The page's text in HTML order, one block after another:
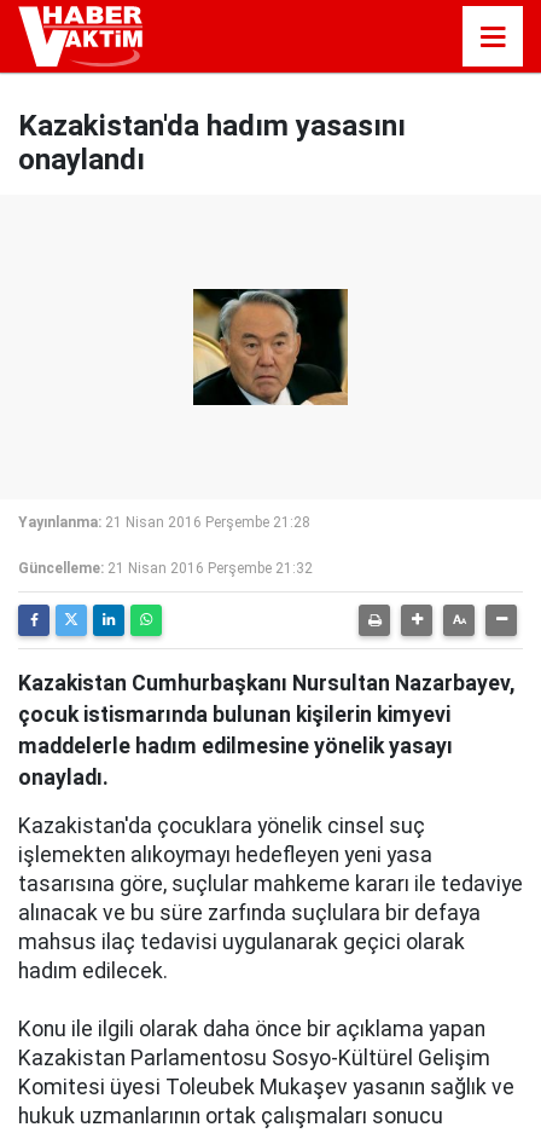
Kazakistan'da hadım yasasını
onaylandı
Yayınlanma: 21 Nisan 2016 Perşembe 21:28
Güncelleme: 21 Nisan 2016 Perşembe 21:32
Kazakistan Cumhurbaşkanı Nursultan Nazarbayev,
çocuk istismarında bulunan kişilerin kimyevi
maddelerle hadım edilmesine yönelik yasayı
onayladı.
Kazakistan'da çocuklara yönelik cinsel suç
işlemekten alıkoymayı hedefleyen yeni yasa
tasarısına göre, suçlular mahkeme kararı ile tedaviye
alınacak ve bu süre zarfında suçlulara bir defaya
mahsus ilaç tedavisi uygulanarak geçici olarak
hadım edilecek.
Konu ile ilgili olarak daha önce bir açıklama yapan
Kazakistan Parlamentosu Sosyo-Kültürel Gelişim
Komitesi üyesi Toleubek Mukaşev yasanın sağlık ve
hukuk uzmanlarının ortak çalışmaları sonucu